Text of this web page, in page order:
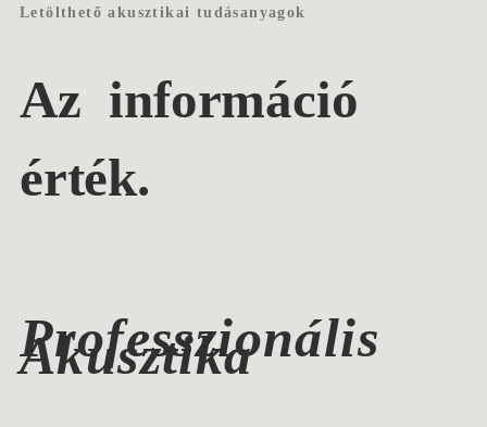
Letölthető akusztikai tudásanyagok
Az információ
érték.
Professzionális
Akusztika